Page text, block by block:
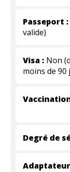
Passeport :
valide)
Visa : Non
moins de 90
Degré de